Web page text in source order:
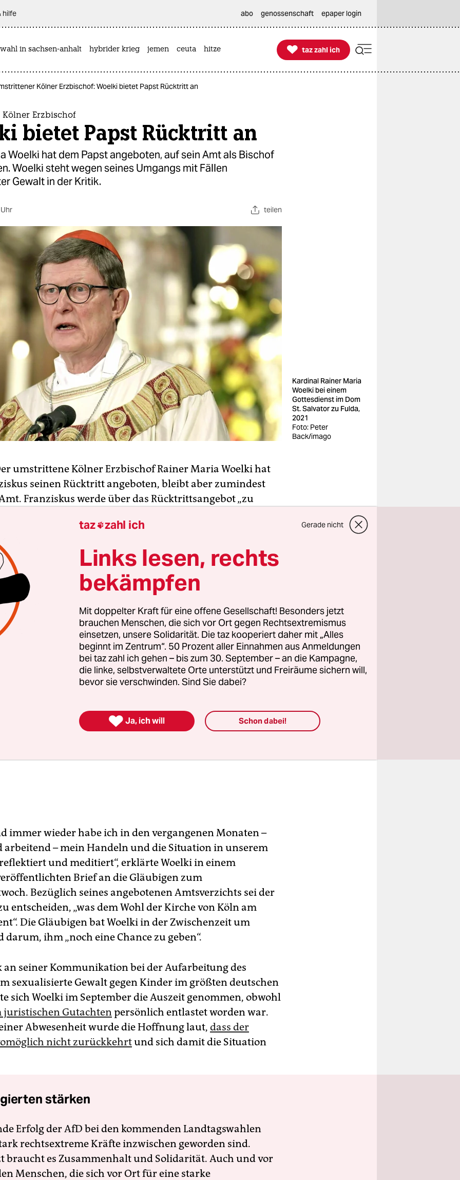
hilfe abo genossenschaft epaper login
in sachsen-anhalt hybrider krieg jemen ceuta hitze 
taz zahl ich
taz zahl ich
Kölner Erzbischof: Woelki bietet Papst Rücktritt an
Kölner Erzbischof
bietet Papst Rücktritt an
Woelki hat dem Papst angeboten, auf sein Amt als Bischof
Woelki steht wegen seines Umgangs mit Fällen
Gewalt in der Kritik.
teilen
Kardinal Rainer Maria
Woelki bei einem
Gottesdienst im Dom
St. Salvator zu Fulda,
2021
Foto: Peter
Back/imago
umstrittene Kölner Erzbischof Rainer Maria Woelki hat
seinen Rücktritt angeboten, bleibt aber zumindest
Franziskus werde über das Rücktrittsangebot „zu
angeordnet, dass Kardinal Woelki seinen Dienst an
größten deutschen Bistums nach dem Ende seiner
Auszeit“ wieder aufnimmt.
vor allem wegen seines Umgangs mit der Aufarbeitung
Gewalt durch Priester
Haltung heftig kritisiert.
immer wieder habe ich in den vergangenen Monaten –
arbeitend – mein Handeln und die Situation in unserem
und meditiert“, erklärte Woelki in einem
Brief an die Gläubigen zum
Bezüglich seines angebotenen Amtsverzichts sei der
entscheiden, „was dem Wohl der Kirche von Köln am
Die Gläubigen bat Woelki in der Zwischenzeit um
darum, ihm „noch eine Chance zu geben“.
an seiner Kommunikation bei der Aufarbeitung des
sexualisierte Gewalt gegen Kinder im größten deutschen
sich Woelki im September die Auszeit genommen, obwohl
juristischen Gutachten persönlich entlastet worden war.
Abwesenheit wurde die Hoffnung laut, dass der
nicht zurückkehrtund sich damit die Situation
stärken
Erfolg der AfD bei den kommenden Landtagswahlen
rechtsextreme Kräfte inzwischen geworden sind.
braucht es Zusammenhalt und Solidarität. Auch und vor
Menschen, die sich vor Ort für eine starke
taz zahl ich Gerade nicht
Links lesen, rechts
bekämpfen
Mit doppelter Kraft für eine offene Gesellschaft! Besonders jetzt
brauchen Menschen, die sich vor Ort gegen Rechtsextremismus
einsetzen, unsere Solidarität. Die taz kooperiert daher mit „Alles
beginnt im Zentrum“. 50 Prozent aller Einnahmen aus Anmeldungen
bei taz zahl ich gehen – bis zum 30. September – an die Kampagne,
die linke, selbstverwaltete Orte unterstützt und Freiräume sichern will,
bevor sie verschwinden. Sind Sie dabei?
 Ja, ich will Schon dabei!